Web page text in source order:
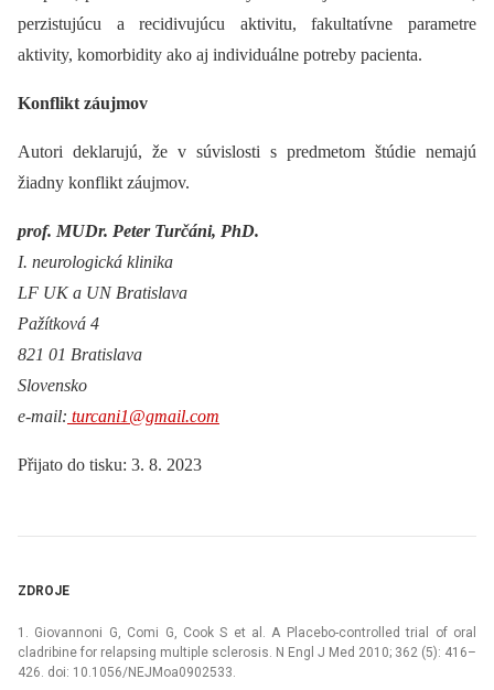
perzistujúcu a recidivujúcu aktivitu, fakultatívne parametre
aktivity, komorbidity ako aj individuálne potreby pacienta.
Konflikt záujmov
Autori deklarujú, že v súvislosti s predmetom štúdie nemajú
žiadny konflikt záujmov.
prof. MUDr. Peter Turčáni, PhD.
I. neurologická klinika
LF UK a UN Bratislava
Pažítková 4
821 01 Bratislava
Slovensko
e-mail: turcani1@gmail.com
Přijato do tisku: 3. 8. 2023
ZDROJE
1. Giovannoni G, Comi G, Cook S et al. A Placebo-controlled trial of oral
cladribine for relapsing multiple sclerosis. N Engl J Med 2010; 362 (5): 416–
426. doi: 10.1056/NEJMoa0902533.